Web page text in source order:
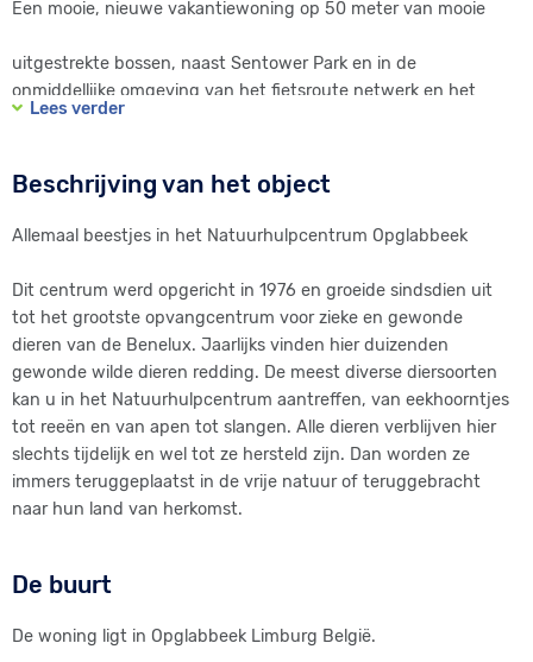
Een mooie, nieuwe vakantiewoning op 50 meter van mooie
uitgestrekte bossen, naast Sentower Park en in de
onmiddellijke omgeving van het fietsroute netwerk en het
Nationaal Park Hoge Kempen. Absolute rust gegarandeerd.
Zeer kindvriendelijk. Trampoline aanwezig.
ontspannen en te genieten van bos, beek en heide. Dit kan bij
voorkeur gebeuren met de fiets of al wandelend.
Naast enkele historische gebouwen bezit onze gemeente nog
een schat aan kleine monumenten, maar de belangrijkste
troef blijft toch het plaatselijk natuurschoon.
Lees verder
Beschrijving van het object
Allemaal beestjes in het Natuurhulpcentrum Opglabbeek
Dit centrum werd opgericht in 1976 en groeide sindsdien uit
tot het grootste opvangcentrum voor zieke en gewonde
dieren van de Benelux. Jaarlijks vinden hier duizenden
gewonde wilde dieren redding. De meest diverse diersoorten
kan u in het Natuurhulpcentrum aantreffen, van eekhoorntjes
tot reeën en van apen tot slangen. Alle dieren verblijven hier
slechts tijdelijk en wel tot ze hersteld zijn. Dan worden ze
immers teruggeplaatst in de vrije natuur of teruggebracht
naar hun land van herkomst.
De buurt
De woning ligt in Opglabbeek Limburg België.